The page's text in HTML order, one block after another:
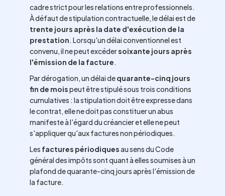
cadre strict pour les relations entre professionnels.
À défaut de stipulation contractuelle, le délai est de
trente jours après la date d'exécution de la
prestation. Lorsqu'un délai conventionnel est
convenu, il ne peut excédersoixante jours après
l'émission de la facture.
Par dérogation, un délai dequarante-cinq jours
fin de moispeut être stipulé sous trois conditions
cumulatives : la stipulation doit être expresse dans
le contrat, elle ne doit pas constituer un abus
manifeste à l'égard du créancier et elle ne peut
s'appliquer qu'aux factures non périodiques.
Les factures périodiquesau sens du Code
général des impôts sont quant à elles soumises à un
plafond de quarante-cinq jours après l'émission de
la facture.